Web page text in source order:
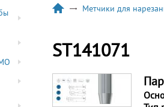
Метчики для
ST141071